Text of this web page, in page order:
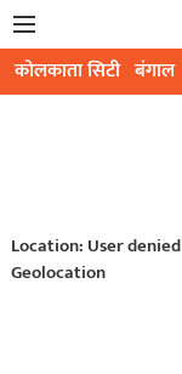
कोलकाता सिटी बंगाल
Location: User denied
Geolocation